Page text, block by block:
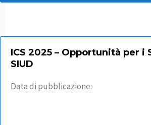
ICS 2025 – Opportunità per i
SIUD
Data di pubblicazione: